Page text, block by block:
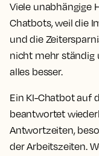
Viele unabhängige
Chatbots, weil die
und die
nicht mehr ständig
alles besser.
Ein KI-Chatbot auf
beantwortet
Antwortzeiten,
der Arbeitszeiten.